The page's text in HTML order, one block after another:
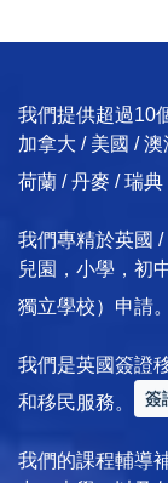
我們提供超過10
加拿大 / 美國 /
荷蘭 / 丹麥 / 瑞典
我們專精於英國
兒園，小學，初
獨立學校）申請。
我們是英國簽證
和移民服務。
簽
我們的課程輔導